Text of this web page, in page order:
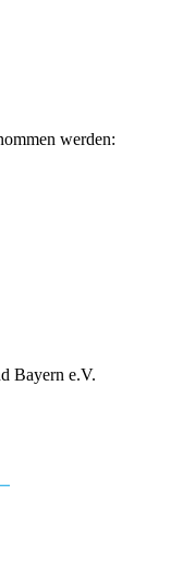
werden:
Bayern e.V.